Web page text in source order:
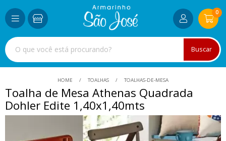
Buscar
0
HOME TOALHAS TOALHAS-DE-MESA
Toalha de Mesa Athenas Quadrada
Dohler Edite 1,40x1,40mts